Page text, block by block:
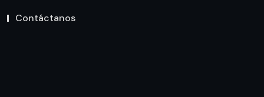
Contáctanos